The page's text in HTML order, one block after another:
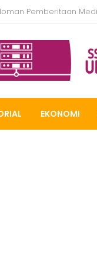
Pemberitaan
EKONOMI